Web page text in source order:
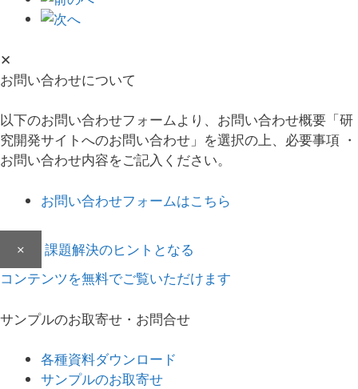
✕
お問い合わせについて
以下のお問い合わせフォームより、お問い合わせ概要「研
究開発サイトへのお問い合わせ」を選択の上、必要事項 ・
お問い合わせ内容をご記入ください。
お問い合わせフォームはこちら
×
課題解決のヒントとなる
コンテンツを無料でご覧いただけます
サンプルのお取寄せ・お問合せ
各種資料ダウンロード
サンプルのお取寄せ